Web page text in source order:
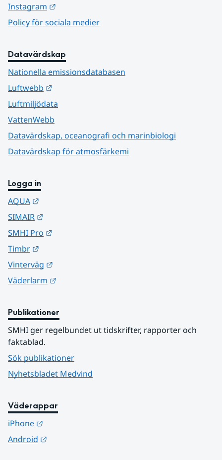
Instagram
Policy för sociala medier
Datavärdskap
Nationella emissionsdatabasen
Luftwebb
Luftmiljödata
VattenWebb
Datavärdskap, oceanografi och marinbiologi
Datavärdskap för atmosfärkemi
Logga in
AQUA
SIMAIR
SMHI Pro
Timbr
Vinterväg
Väderlarm
Publikationer
SMHI ger regelbundet ut tidskrifter, rapporter och
faktablad.
Sök publikationer
Nyhetsbladet Medvind
Väderappar
iPhone
Android